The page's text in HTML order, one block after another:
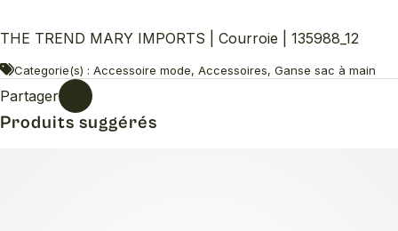
THE TREND MARY IMPORTS | Courroie | 135988_12
Categorie(s) : Accessoire mode, Accessoires, Ganse sac à main
Partager
Produits suggérés